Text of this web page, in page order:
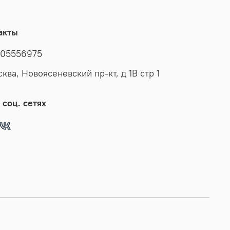
имеющих качество премиум - класса, доступно
выборе размеров - от маленьких до плюс - сайз.
прекрасно будет смотреться как с
и полным. Элегантный предмет мужской
одежды подойдет и для офисного стиля, и для
кэжуал образов. Дубленка, куртка зимняя
Новоясеневский пр-кт, д 1В стр 1
сетях